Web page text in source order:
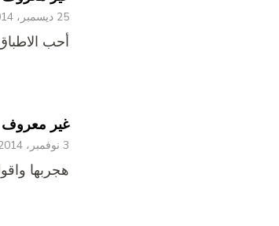
25 ديسمبر، 2014 الساعة 9:55 ص
أحب
غير معروف
3 نوفمبر، 2014 الساعة 10:09 م
هجربها